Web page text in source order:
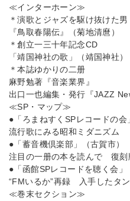
≪インターホーン≫
＊演歌とジャズを駆け抜けた男
『鳥取春陽伝』（菊地清麿）
＊創立一三十年記念CD
「靖国神社の歌」（靖国神社）
＊本誌ゆかりの二册
麻野勉著『音楽業界』
出口一也編集・発行『JAZZ
≪SP・マップ≫
●「ろまねすくSPレコードの会
流行歌にみる昭和ミダニズム
●「蓄音機倶楽部」（古賀市）
注目の一册の本を読んで 復刻
●「函館SPレコードを聴く会」
“FMいるか”再録 入手したタ
≪巻末セクション≫